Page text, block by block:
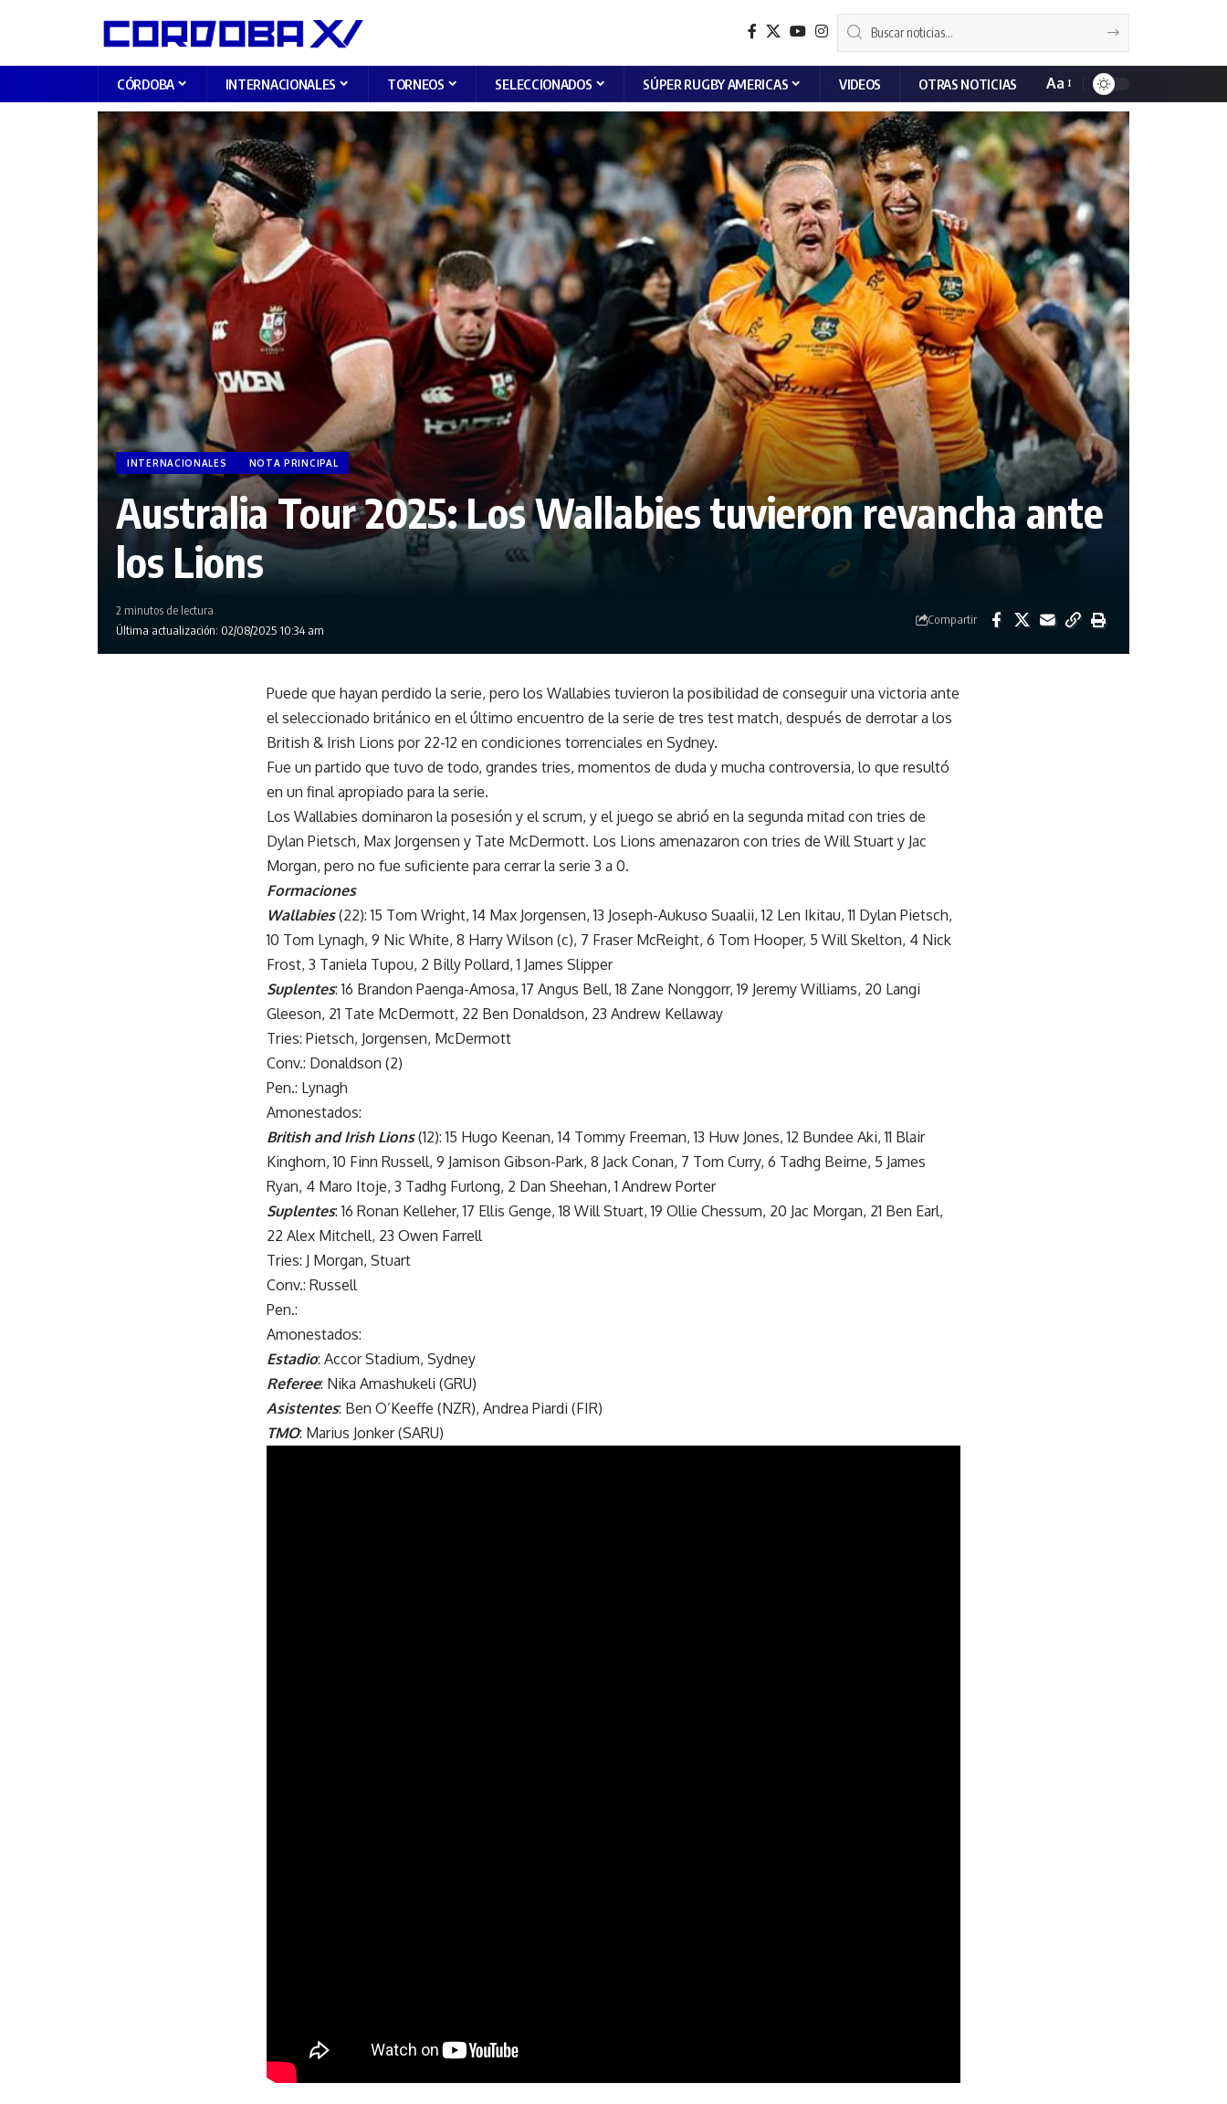
CÓRDOBA INTERNACIONALES TORNEOS SELECCIONADOS SÚPER RUGBY AMERICAS VIDEOS OTRAS NOTICIAS Aa
INTERNACIONALES NOTA PRINCIPAL
Australia Tour 2025: Los Wallabies tuvieron revancha ante
los Lions
Última actualización: 02/08/2025 10:34 am
2 minutos de lectura
Compartir
Puede que hayan perdido la serie, pero los Wallabies tuvieron la posibilidad de conseguir una victoria ante
el seleccionado británico en el último encuentro de la serie de tres test match, después de derrotar a los
British & Irish Lions por 22-12 en condiciones torrenciales en Sydney.
Fue un partido que tuvo de todo, grandes tries, momentos de duda y mucha controversia, lo que resultó
en un final apropiado para la serie.
Los Wallabies dominaron la posesión y el scrum, y el juego se abrió en la segunda mitad con tries de
Dylan Pietsch, Max Jorgensen y Tate McDermott. Los Lions amenazaron con tries de Will Stuart y Jac
Morgan, pero no fue suficiente para cerrar la serie 3 a 0.
Formaciones
Wallabies (22): 15 Tom Wright, 14 Max Jorgensen, 13 Joseph-Aukuso Suaalii, 12 Len Ikitau, 11 Dylan Pietsch,
10 Tom Lynagh, 9 Nic White, 8 Harry Wilson (c), 7 Fraser McReight, 6 Tom Hooper, 5 Will Skelton, 4 Nick
Frost, 3 Taniela Tupou, 2 Billy Pollard, 1 James Slipper
Suplentes: 16 Brandon Paenga-Amosa, 17 Angus Bell, 18 Zane Nonggorr, 19 Jeremy Williams, 20 Langi
Gleeson, 21 Tate McDermott, 22 Ben Donaldson, 23 Andrew Kellaway
Tries: Pietsch, Jorgensen, McDermott
Conv.: Donaldson (2)
Pen.: Lynagh
Amonestados:
British and Irish Lions(12): 15 Hugo Keenan, 14 Tommy Freeman, 13 Huw Jones, 12 Bundee Aki, 11 Blair
Kinghorn, 10 Finn Russell, 9 Jamison Gibson-Park, 8 Jack Conan, 7 Tom Curry, 6 Tadhg Beirne, 5 James
Ryan, 4 Maro Itoje, 3 Tadhg Furlong, 2 Dan Sheehan, 1 Andrew Porter
Suplentes: 16 Ronan Kelleher, 17 Ellis Genge, 18 Will Stuart, 19 Ollie Chessum, 20 Jac Morgan, 21 Ben Earl,
22 Alex Mitchell, 23 Owen Farrell
Tries: J Morgan, Stuart
Conv.: Russell
Pen.:
Amonestados:
Estadio: Accor Stadium, Sydney
Referee: Nika Amashukeli (GRU)
Asistentes: Ben O’Keeffe (NZR), Andrea Piardi (FIR)
TMO: Marius Jonker (SARU)